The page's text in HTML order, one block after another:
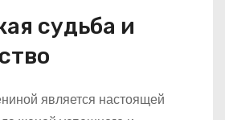
судьба и
является настоящей